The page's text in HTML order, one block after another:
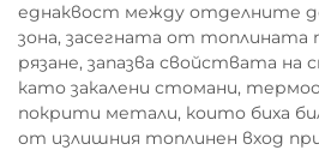
еднаквост между отделните
зона, засегната от топлината
рязане, запазва свойствата на
като закалени стомани,
покрити метали, които биха
от излишния топлинен вход